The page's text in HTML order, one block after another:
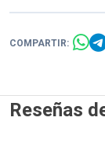
COMPARTIR:
Reseñas